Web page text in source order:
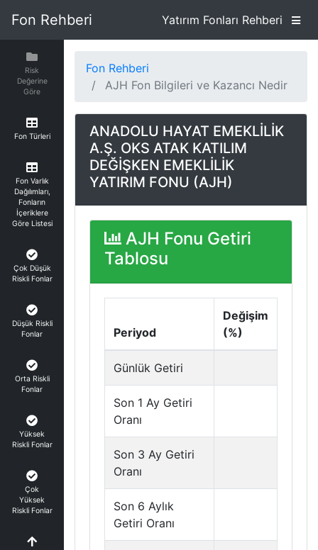
Fon Rehberi Yatırım Fonları Rehberi
Risk
Değerine
Göre
Fon Türleri
Fon Varlık
Dağılımları,
Fonların
İçeriklere
Göre Listesi
Çok Düşük
Riskli Fonlar
Düşük Riskli
Fonlar
Orta Riskli
Fonlar
Yüksek
Riskli Fonlar
Çok
Yüksek
Riskli Fonlar
Fon Rehberi
AJH Fon Bilgileri ve Kazancı Nedir
ANADOLU HAYAT EMEKLİLİK
A.Ş. OKS ATAK KATILIM
DEĞİŞKEN EMEKLİLİK
YATIRIM FONU (AJH)
AJH Fonu Getiri
Tablosu
Periyod
Değişim
(%)
Günlük Getiri
Son 1 Ay Getiri
Oranı
Son 3 Ay Getiri
Oranı
Son 6 Aylık
Getiri Oranı